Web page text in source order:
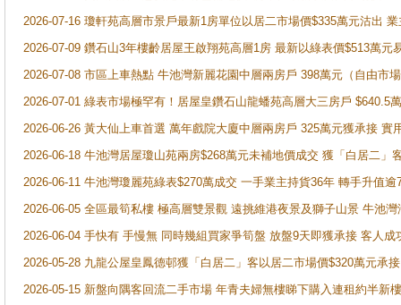
2026-07-16 瓊軒苑高層市景戶最新1房單位以居二市場價$335萬元沽出
2026-07-09 鑽石山3年樓齡居屋王啟翔苑高層1房 最新以綠表價$513萬元
2026-07-08 市區上車熱點 牛池灣新麗花園中層兩房戶 398萬元（自由市
2026-07-01 綠表市場極罕有！居屋皇鑽石山龍蟠苑高層大三房戶
2026-06-26 黃大仙上車首選 萬年戲院大廈中層兩房戶 325萬元獲承接 實
2026-06-18 牛池灣居屋瓊山苑兩房$268萬元未補地價成交 獲「白居二」
2026-06-11 牛池灣瓊麗苑綠表$270萬成交 一手業主持貨36年 轉手升值逾
2026-06-05 全區最筍私樓 極高層雙景觀 遠挑維港夜景及獅子山景 牛池
2026-06-04 手快有 手慢無 同時幾組買家爭筍盤 放盤9天即獲承接 客人
2026-05-28 九龍公屋皇鳳德邨獲「白居二」客以居二市場價$320萬元承接
2026-05-15 新盤向隅客回流二手市場 年青夫婦無樓睇下購入連租約半新